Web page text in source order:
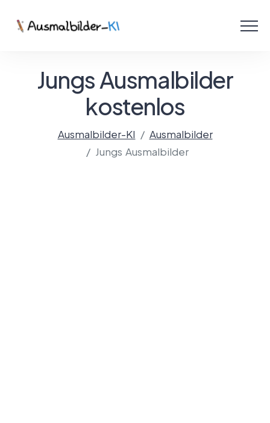
Jungs Ausmalbilder
kostenlos
Ausmalbilder-KI
Ausmalbilder
Jungs Ausmalbilder